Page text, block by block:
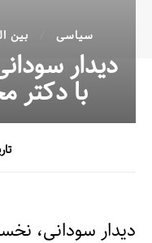
سیاسی بین
دیدار
با
دیدار سودانی،